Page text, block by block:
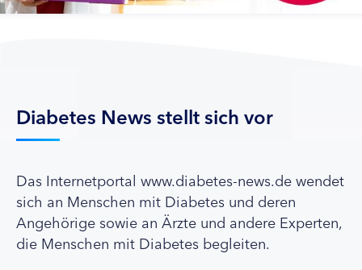
Diabetes News stellt sich vor
Das Internetportal www.diabetes-news.de wendet
sich an Menschen mit Diabetes und deren
Angehörige sowie an Ärzte und andere Experten,
die Menschen mit Diabetes begleiten.